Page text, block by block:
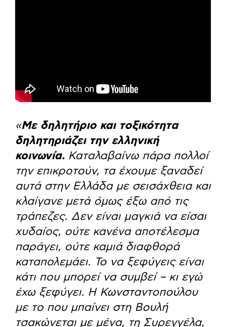
«Με δηλητήριο και τοξικότητα
δηλητηριάζει την ελληνική
κοινωνία. Καταλαβαίνω πάρα πολλοί
την επικροτούν, τα έχουμε ξαναδεί
αυτά στην Ελλάδα με σεισάχθεια και
κλαίγανε μετά όμως έξω από τις
τράπεζες. Δεν είναι μαγκιά να είσαι
χυδαίος, ούτε κανένα αποτέλεσμα
παράγει, ούτε καμιά διαφθορά
καταπολεμάει. Το να ξεφύγεις είναι
κάτι που μπορεί να συμβεί – κι εγώ
έχω ξεφύγει. Η Κωνσταντοπούλου
με το που μπαίνει στη Βουλή
τσακώνεται με μένα, τη Συρεγγέλα,